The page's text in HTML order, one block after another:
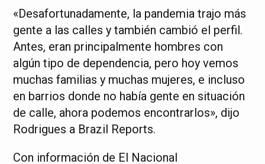
«Desafortunadamente, la pandemia trajo más
gente a las calles y también cambió el perfil.
Antes, eran principalmente hombres con
algún tipo de dependencia, pero hoy vemos
muchas familias y muchas mujeres, e incluso
en barrios donde no había gente en situación
de calle, ahora podemos encontrarlos», dijo
Rodrigues a Brazil Reports.
Con información de El Nacional